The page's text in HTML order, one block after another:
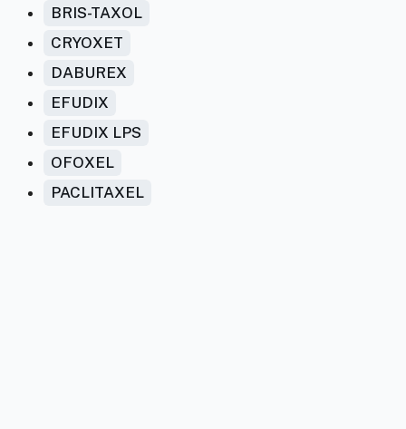
BRIS-TAXOL
CRYOXET
DABUREX
EFUDIX
EFUDIX LPS
OFOXEL
PACLITAXEL